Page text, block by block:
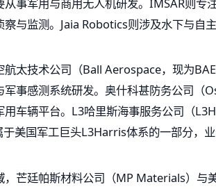
察与监测。Jaia Robotics则涉及水下与自
航太技术公司（Ball Aerospace，现为
军事感测系统研发。奥什科甚防务公司（
用车辆平台。L3哈里斯海事服务公司（
美国军工巨头L3Harris体系的一部分，
，芒廷帕斯材料公司（MP Materials）与